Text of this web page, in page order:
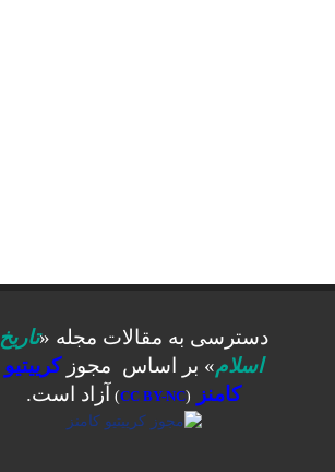
دسترسی به مقالات مجله «تاریخ
اسلام» بر اساس مجوزکرییتیو
کامنز
(
CC BY-NC
) آزاد است.